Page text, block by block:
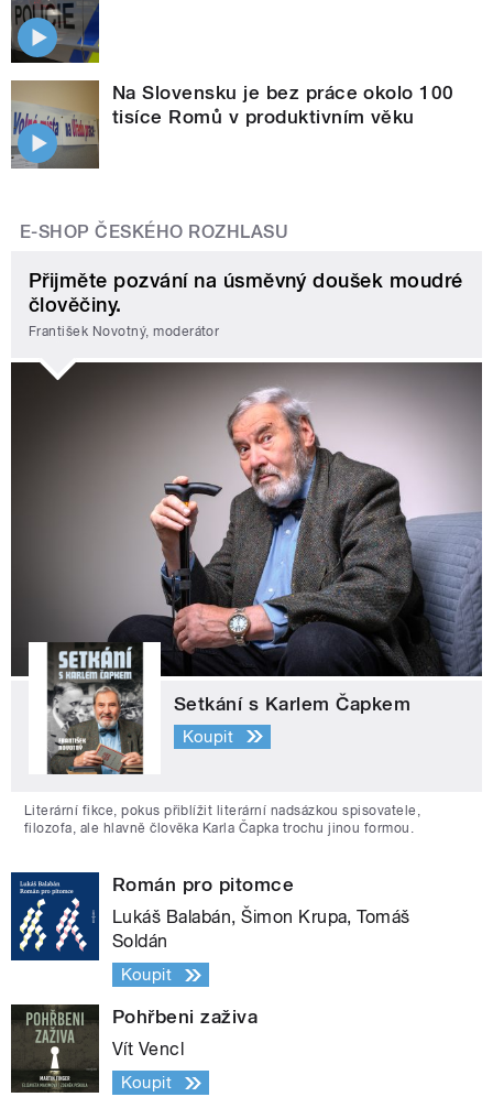
Na Slovensku je bez práce okolo 100
tisíce Romů v produktivním věku
E-SHOP ČESKÉHO ROZHLASU
Přijměte pozvání na úsměvný doušek moudré
člověčiny.
František Novotný, moderátor
Setkání s Karlem Čapkem
Koupit
Literární fikce, pokus přiblížit literární nadsázkou spisovatele,
filozofa, ale hlavně člověka Karla Čapka trochu jinou formou.
Román pro pitomce
Lukáš Balabán, Šimon Krupa, Tomáš
Soldán
Koupit
Pohřbeni zaživa
Vít Vencl
Koupit